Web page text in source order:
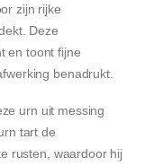
zijn rijke
Deze
en toont fijne
benadrukt.
urn uit messing
tart de
rusten, waardoor hij